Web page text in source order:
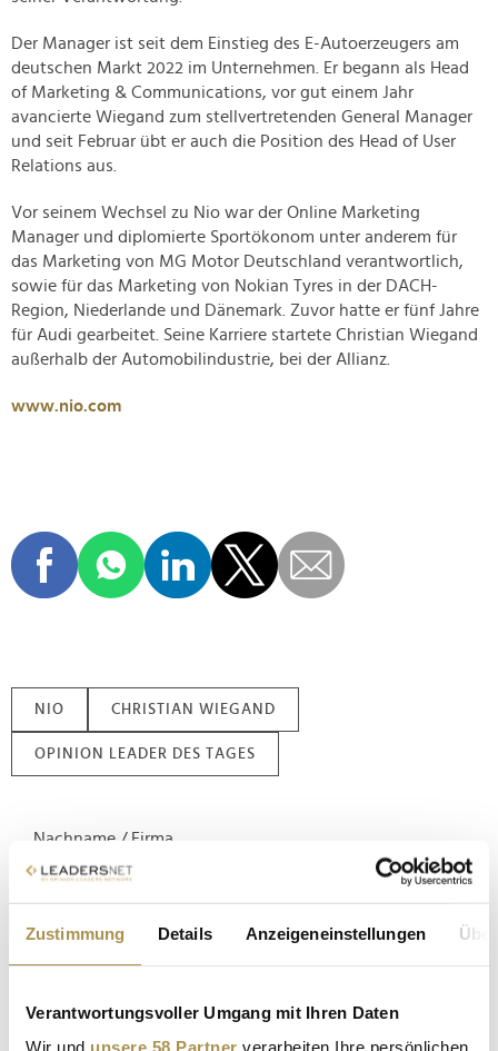
Zustimmung Details Anzeigeneinstellungen
Verantwortungsvoller Umgang mit Ihren Daten
Wir und unsere 58 Partner verarbeiten Ihre persönlichen
Der Manager ist seit dem Einstieg des E-Autoerzeugers am
deutschen Markt 2022 im Unternehmen. Er begann als Head
of Marketing & Communications, vor gut einem Jahr
avancierte Wiegand zum stellvertretenden General Manager
und seit Februar übt er auch die Position des Head of User
Relations aus.
Vor seinem Wechsel zu Nio war der Online Marketing
Manager und diplomierte Sportökonom unter anderem für
das Marketing von MG Motor Deutschland verantwortlich,
sowie für das Marketing von Nokian Tyres in der DACH-
Region, Niederlande und Dänemark. Zuvor hatte er fünf Jahre
für Audi gearbeitet. Seine Karriere startete Christian Wiegand
außerhalb der Automobilindustrie, bei der Allianz.
www.nio.com
NIO CHRISTIAN WIEGAND
OPINION LEADER DES TAGES
Nachname / Firma
SUCHEN
LEADERSNET.TV
LAUTSCHALTEN